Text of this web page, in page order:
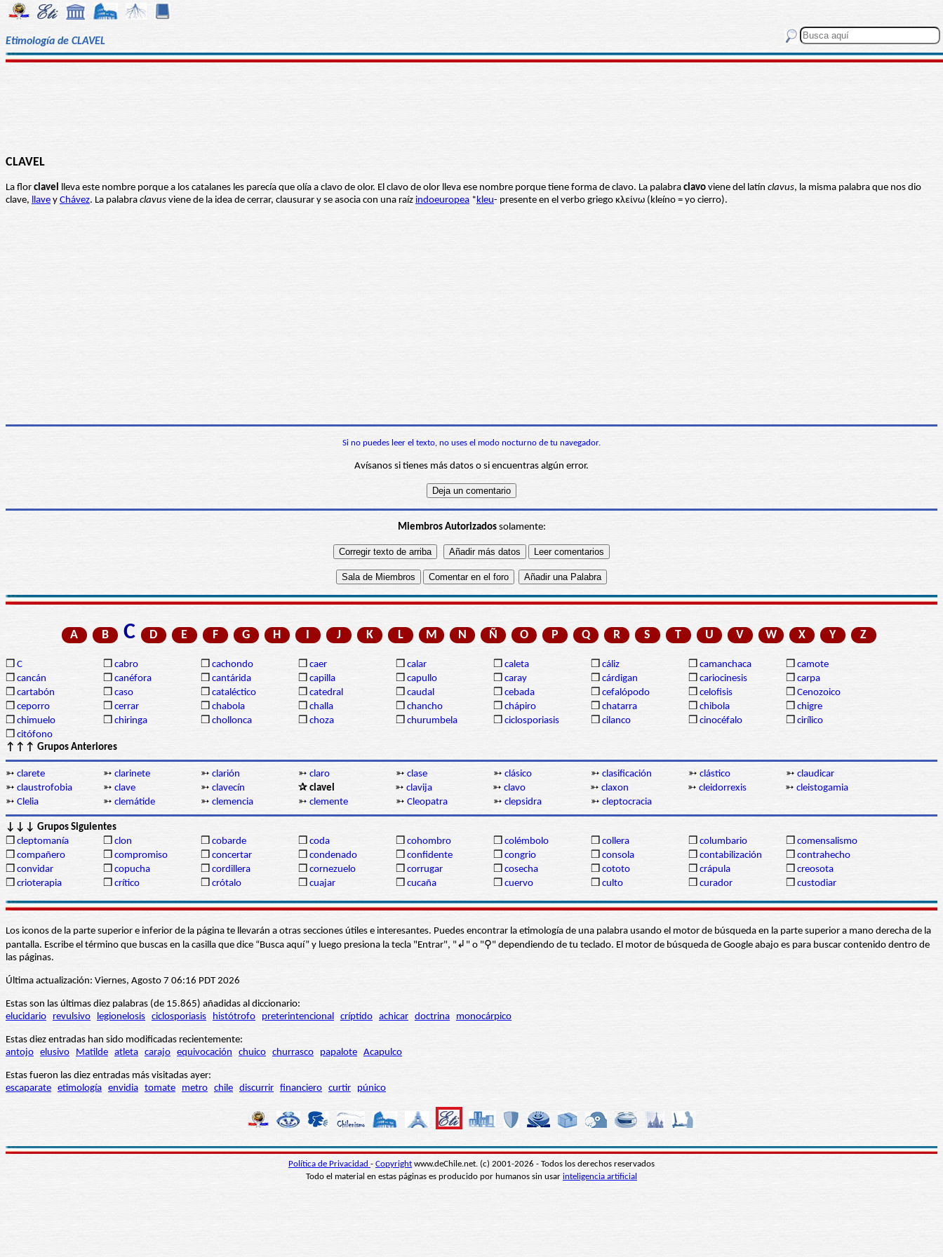
Etimología de CLAVEL
CLAVEL
La flor clavel lleva este nombre porque a los catalanes les parecía que olía a clavo de olor. El clavo de olor lleva ese nombre porque tiene forma de clavo. La palabra clavo viene del latín clavus, la misma palabra que nos dio
clave, llave y Chávez. La palabra clavus viene de la idea de cerrar, clausurar y se asocia con una raíz indoeuropea *kleu- presente en el verbo griego κλείνω (kleíno = yo cierro).
Si no puedes leer el texto, no uses el modo nocturno de tu navegador.
Avísanos si tienes más datos o si encuentras algún error.
Miembros Autorizadossolamente:
A B C D E F G H I J K L M N Ñ O P Q R S T U V W X Y Z
❒ C ❒ cabro ❒ cachondo ❒ caer ❒ calar ❒ caleta ❒ cáliz ❒ camanchaca ❒ camote
❒ cancán ❒ canéfora ❒ cantárida ❒ capilla ❒ capullo ❒ caray ❒ cárdigan ❒ cariocinesis ❒ carpa
❒ cartabón ❒ caso ❒ cataléctico ❒ catedral ❒ caudal ❒ cebada ❒ cefalópodo ❒ celofisis ❒ Cenozoico
❒ ceporro ❒ cerrar ❒ chabola ❒ challa ❒ chancho ❒ chápiro ❒ chatarra ❒ chibola ❒ chigre
❒ chimuelo ❒ chiringa ❒ chollonca ❒ choza ❒ churumbela ❒ ciclosporiasis ❒ cilanco ❒ cinocéfalo ❒ cirílico
❒ citófono
↑↑↑ Grupos Anteriores
➳ clarete ➳ clarinete ➳ clarión ➳ claro ➳ clase ➳ clásico ➳ clasificación ➳ clástico ➳ claudicar
➳ claustrofobia ➳ clave ➳ clavecín ✰ clavel ➳ clavija ➳ clavo ➳ claxon ➳ cleidorrexis ➳ cleistogamia
➳ Clelia ➳ clemátide ➳ clemencia ➳ clemente ➳ Cleopatra ➳ clepsidra ➳ cleptocracia
↓↓↓ Grupos Siguientes
❒ cleptomanía ❒ clon ❒ cobarde ❒ coda ❒ cohombro ❒ colémbolo ❒ collera ❒ columbario ❒ comensalismo
❒ compañero ❒ compromiso ❒ concertar ❒ condenado ❒ confidente ❒ congrio ❒ consola ❒ contabilización ❒ contrahecho
❒ convidar ❒ copucha ❒ cordillera ❒ cornezuelo ❒ corrugar ❒ cosecha ❒ cototo ❒ crápula ❒ creosota
❒ crioterapia ❒ crítico ❒ crótalo ❒ cuajar ❒ cucaña ❒ cuervo ❒ culto ❒ curador ❒ custodiar
Los iconos de la parte superior e inferior de la página te llevarán a otras secciones útiles e interesantes. Puedes encontrar la etimología de una palabra usando el motor de búsqueda en la parte superior a mano derecha de la
pantalla. Escribe el término que buscas en la casilla que dice “Busca aquí” y luego presiona la tecla "Entrar", "↲" o "⚲" dependiendo de tu teclado. El motor de búsqueda de Google abajo es para buscar contenido dentro de
las páginas.
Última actualización: Viernes, Agosto 7 06:16 PDT 2026
Estas son las últimas diez palabras (de 15.865) añadidas al diccionario:
elucidario
revulsivo legionelosis ciclosporiasis histótrofo preterintencional críptido achicar doctrina monocárpico
Estas diez entradas han sido modificadas recientemente:
antojo elusivo Matilde atleta carajo equivocación chuico churrasco papalote Acapulco
Estas fueron las diez entradas más visitadas ayer:
escaparate etimología envidia tomate metro chile discurrir financiero curtir púnico
Política de Privacidad - Copyright www.deChile.net. (c) 2001-2026 - Todos los derechos reservados
Todo el material en estas páginas es producido por humanos sin usar inteligencia artificial